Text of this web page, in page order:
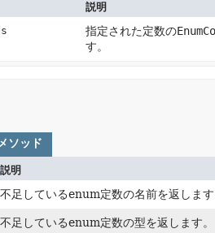
説明
指定された定数の
す。
ソッド
説明
不足しているenum定数の名前を返します
不足しているenum定数の型を返します。